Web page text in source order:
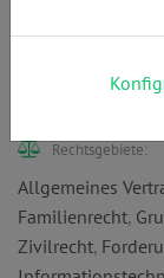
22846
Rechtsgebiete:
Allgemeines
Familienrecht,
Zivilrecht,